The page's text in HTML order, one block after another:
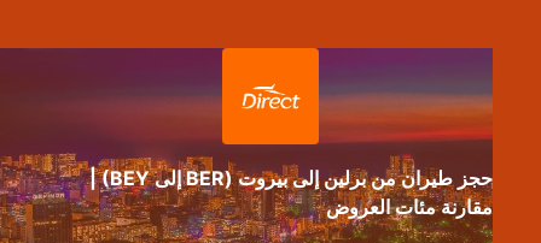
حجز طيران من برلين إلى بيروت (BER إلى BEY) |
مقارنة مئات العروض